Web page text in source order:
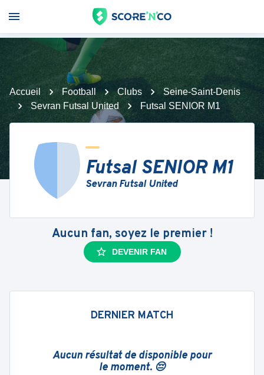
Accueil Football Clubs
Seine-Saint-Denis
Sevran Futsal United
Futsal SENIOR M1
Futsal SENIOR M1
Sevran Futsal United
Aucun fan, soyez le premier !
DEVENIR FAN
DERNIER MATCH
Aucun résultat de disponible pour
le moment. 😔